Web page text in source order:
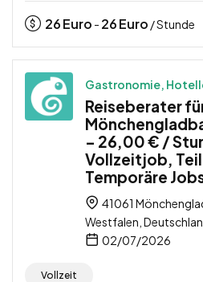
26Euro - 26Euro / Stunde
Gastronomie,
Reiseberater
– 26,00 € /
Vollzeitjob,
Temporäre
41061
Westfalen,
02/07/2026
Vollzeit